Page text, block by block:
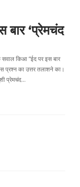
बार ‘प्रेमचंद
किआ “ईद पर इस बार
प्रश्न का उत्तर तलाशने का।
प्रेमचंद…